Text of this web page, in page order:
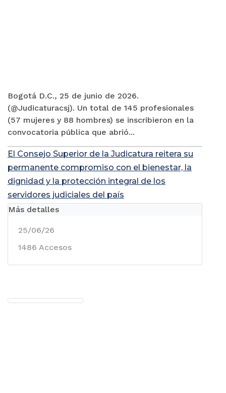
Bogotá D.C., 25 de junio de 2026.
(@Judicaturacsj). Un total de 145 profesionales
(57 mujeres y 88 hombres) se inscribieron en la
convocatoria pública que abrió...
El Consejo Superior de la Judicatura reitera su
permanente compromiso con el bienestar, la
dignidad y la protección integral de los
servidores judiciales del país
Más detalles
25/06/26
1486 Accesos